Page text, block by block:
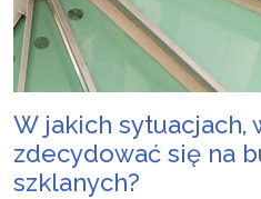
W jakich sytuacjach,
zdecydować się na
szklanych?